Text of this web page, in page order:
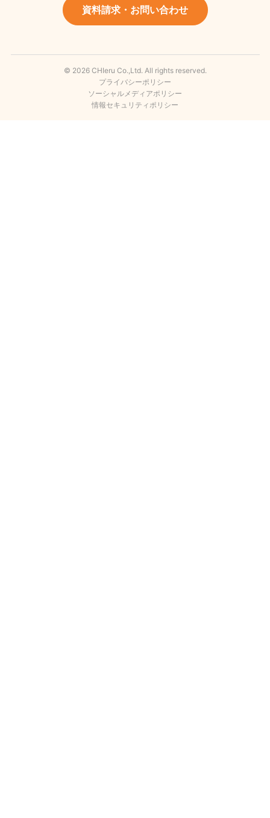
資料請求・お問い合わせ
© 2026 CHIeru Co.,Ltd. All rights reserved.
プライバシーポリシー
ソーシャルメディアポリシー
情報セキュリティポリシー